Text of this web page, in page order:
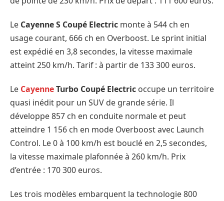
Le Cayenne S Coupé Electric monte à 544 ch en
usage courant, 666 ch en Overboost. Le sprint initial
est expédié en 3,8 secondes, la vitesse maximale
atteint 250 km/h. Tarif : à partir de 133 300 euros.
Le CayenneTurbo Coupé Electric occupe un territoire
quasi inédit pour un SUV de grande série. Il
développe 857 ch en conduite normale et peut
atteindre 1 156 ch en mode Overboost avec Launch
Control. Le 0 à 100 km/h est bouclé en 2,5 secondes,
la vitesse maximale plafonnée à 260 km/h. Prix
d’entrée : 170 300 euros.
Les trois modèles embarquent la technologie 800